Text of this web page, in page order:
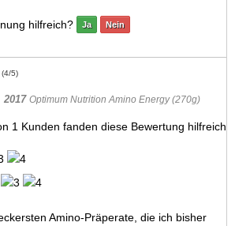
hilfreich? Ja Nein
(4/5)
2017 Optimum Nutrition Amino Energy (270g)
1 Kunden fanden diese Bewertung hilfreich
Amino-Präperate, die ich bisher